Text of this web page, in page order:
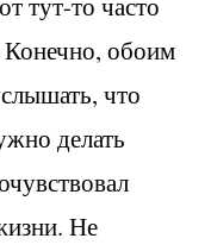
Конечно, обоим
что
делать
Не